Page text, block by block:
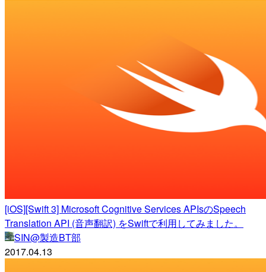
[iOS][Swift 3] Microsoft Cognitive Services APIsのSpeech
Translation API (音声翻訳) をSwiftで利用してみました。
SIN@製造BT部
2017.04.13